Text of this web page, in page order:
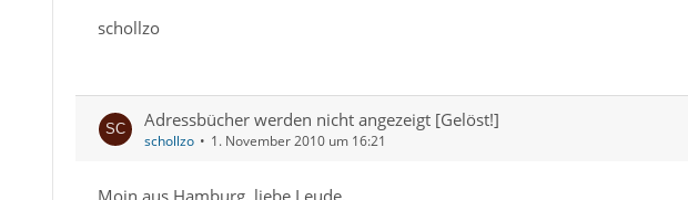
schollzo
Adressbücher werden nicht angezeigt [Gelöst!]
schollzo 1. November 2010 um 16:21